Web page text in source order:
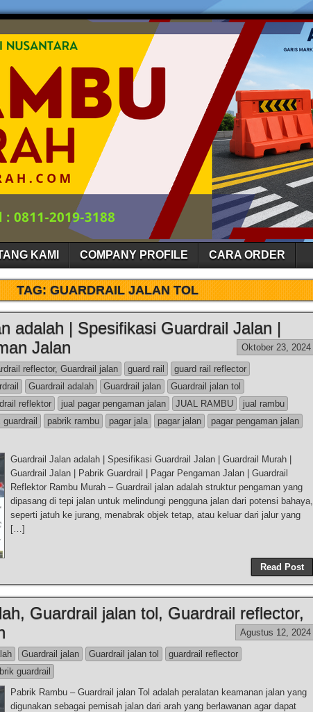
KAMI COMPANY PROFILE CARA ORDER
TAG:GUARDRAIL JALAN TOL
adalah | Spesifikasi Guardrail Jalan |
Jalan
Oktober 23, 2024
reflector, Guardrail jalan guard rail
guard rail reflector
Guardrail adalah Guardrail jalan
Guardrail jalan tol
reflektor jual pagar pengaman jalan JUAL RAMBU
jual rambu
guardrail pabrik rambu pagar jala pagar jalan
pagar pengaman jalan
Guardrail Jalan adalah | Spesifikasi Guardrail Jalan | Guardrail Murah |
Guardrail Jalan | Pabrik Guardrail | Pagar Pengaman Jalan | Guardrail
Reflektor Rambu Murah – Guardrail jalan adalah struktur pengaman yang
dipasang di tepi jalan untuk melindungi pengguna jalan dari potensi bahaya,
seperti jatuh ke jurang, menabrak objek tetap, atau keluar dari jalur yang
[…]
Read Post
Guardrail jalan tol, Guardrail reflector,
Agustus 12, 2024
Guardrail jalan Guardrail jalan tol
guardrail reflector
guardrail
Pabrik Rambu – Guardrail jalan Tol adalah peralatan keamanan jalan yang
digunakan sebagai pemisah jalan dari arah yang berlawanan agar dapat